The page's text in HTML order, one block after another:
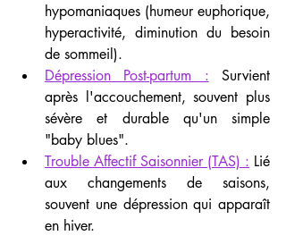
hypomaniaques (humeur euphorique,
hyperactivité, diminution du besoin
de sommeil).
Dépression Post-partum : Survient
après l'accouchement, souvent plus
sévère et durable qu'un simple
"baby blues".
Trouble Affectif Saisonnier (TAS) : Lié
aux changements de saisons,
souvent une dépression qui apparaît
en hiver.